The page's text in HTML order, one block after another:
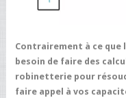
Contrairement à ce que
besoin de faire des
robinetterie pour
faire appel à vos